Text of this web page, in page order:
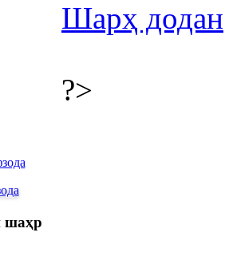
Шарҳ додан
?>
шаҳр